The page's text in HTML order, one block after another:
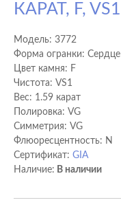
КАРАТ, F, VS1
Модель: 3772
Форма огранки: Сердце
Цвет камня: F
Чистота: VS1
Вес: 1.59 карат
Полировка: VG
Cимметрия: VG
Флюоресцентность: N
Сертификат: GIA
Наличие: В наличии